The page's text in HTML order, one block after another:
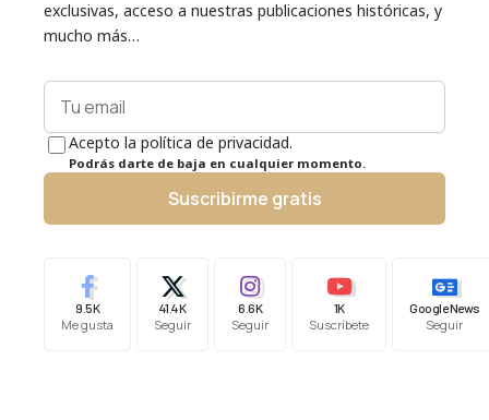
exclusivas, acceso a nuestras publicaciones históricas, y
mucho más…
Acepto la política de privacidad.
Podrás darte de baja en cualquier momento.
Suscribirme gratis
9.5K
Me gusta
41.4K
Seguir
6.6K
Seguir
1K
Suscríbete
Google News
Seguir